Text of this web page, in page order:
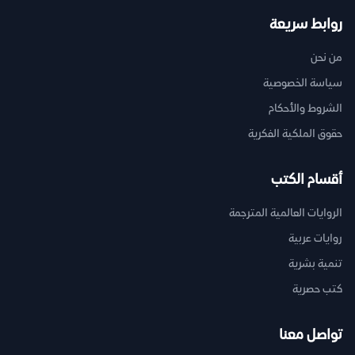
روابط سريعة
من نحن
سياسة الخصوصية
الشروط والأحكام
حقوق الملكية الفكرية
أقسام الكتب
الروايات العالمية المترجمة
روايات عربية
تنمية بشرية
كتب حصرية
تواصل معنا